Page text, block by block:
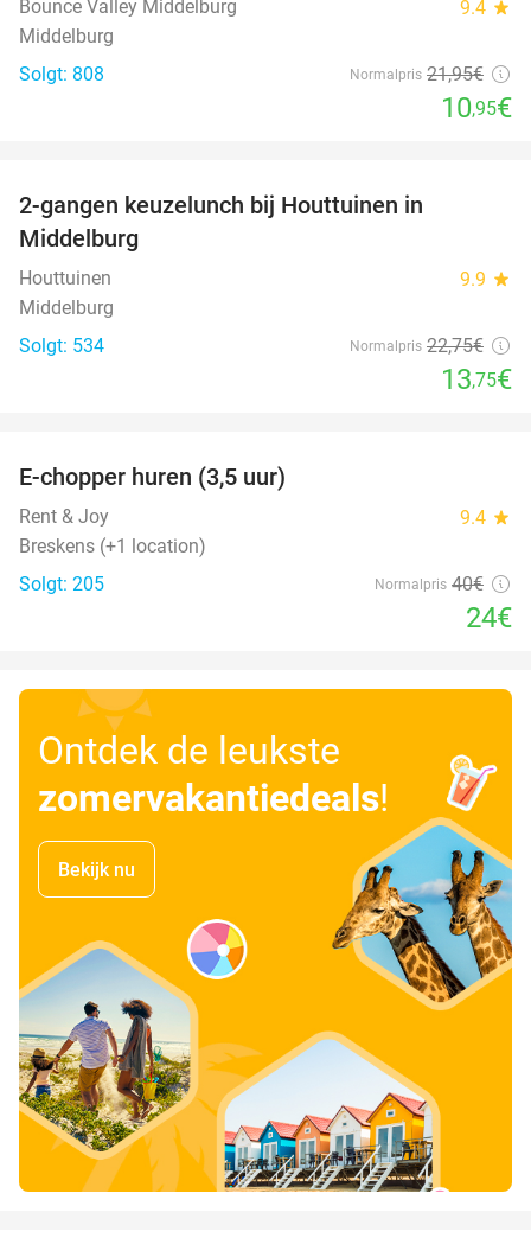
Bounce Valley Middelburg 9.4 star
Middelburg
Solgt: 808
Normalpris 21,95€
10,95€
2-gangen keuzelunch bij Houttuinen in
Middelburg
Houttuinen 9.9 star
Middelburg
Solgt: 534
Normalpris 22,75€
13,75€
E-chopper huren (3,5 uur)
Rent & Joy 9.4 star
Breskens (+1 location)
Solgt: 205
Normalpris 40€
24€
Ontdek de leukste
zomervakantiedeals!
Bekijk nu